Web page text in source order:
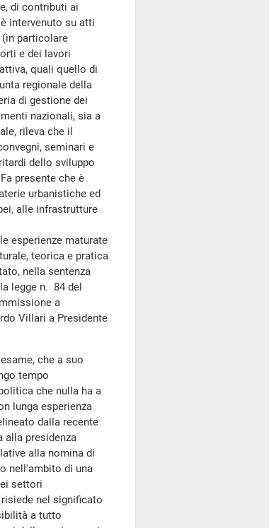
di contributi ai
intervenuto su atti
particolare
e dei lavori
quali quello di
regionale della
di gestione dei
nazionali, sia a
rileva che il
seminari e
dello sviluppo
presente che è
urbanistiche ed
alle infrastrutture
esperienze maturate
teorica e pratica
nella sentenza
legge n. 84 del
a
Villari a Presidente
che a suo
tempo
che nulla ha a
lunga esperienza
dalla recente
alla presidenza
alla nomina di
nell'ambito di una
settori
nel significato
a tutto